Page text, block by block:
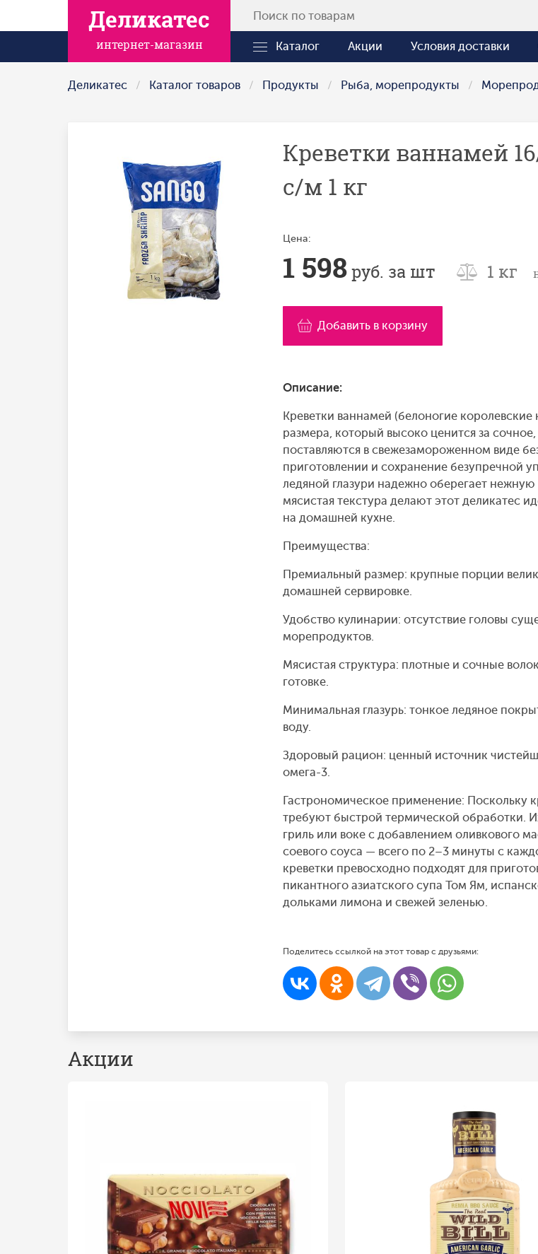
Деликатес
интернет-магазин Каталог Акции Условия доставки
Деликатес Каталог товаров Продукты Рыба, морепродукты
Креветки ваннамей
с/м 1 кг
Цена:
1 598руб. за шт 1 кг
Добавить в корзину
Описание:
Креветки ваннамей (белоногие
размера, который высоко ценится за
поставляются в свежезамороженном виде
приготовлении и сохранение безупречной
ледяной глазури надежно оберегает
мясистая текстура делают этот деликатес
на домашней кухне.
Преимущества:
Премиальный размер: крупные порции
домашней сервировке.
Удобство кулинарии: отсутствие головы
морепродуктов.
Мясистая структура: плотные и сочные
готовке.
Минимальная глазурь: тонкое ледяное
воду.
Здоровый рацион: ценный источник
омега-3.
Гастрономическое применение: Поскольку
требуют быстрой термической обработки.
гриль или воке с добавлением оливкового
соевого соуса — всего по 2–3 минуты с
креветки превосходно подходят для
пикантного азиатского супа Том Ям,
дольками лимона и свежей зеленью.
Поделитесь ссылкой на этот товар с друзьями:
Акции